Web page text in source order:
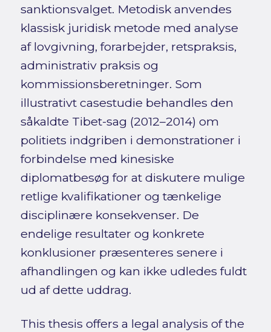
sanktionsvalget. Metodisk anvendes
klassisk juridisk metode med analyse
af lovgivning, forarbejder, retspraksis,
administrativ praksis og
kommissionsberetninger. Som
illustrativt casestudie behandles den
såkaldte Tibet-sag (2012–2014) om
politiets indgriben i demonstrationer i
forbindelse med kinesiske
diplomatbesøg for at diskutere mulige
retlige kvalifikationer og tænkelige
disciplinære konsekvenser. De
endelige resultater og konkrete
konklusioner præsenteres senere i
afhandlingen og kan ikke udledes fuldt
ud af dette uddrag.
This thesis offers a legal analysis of the